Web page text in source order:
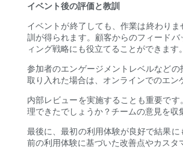
イベント後の評価と教訓
イベントが終了しても、作業は終わり
訓が得られます。顧客からのフィード
ィング戦略にも役立てることができます。
参加者のエンゲージメントレベルなど
取り入れた場合は、オンラインでのエン
内部レビューを実施することも重要で
理できたでしょうか？チームの意見を収
最後に、最初の利用体験が良好で結果
前の利用体験に基づいた改善点やカスタ